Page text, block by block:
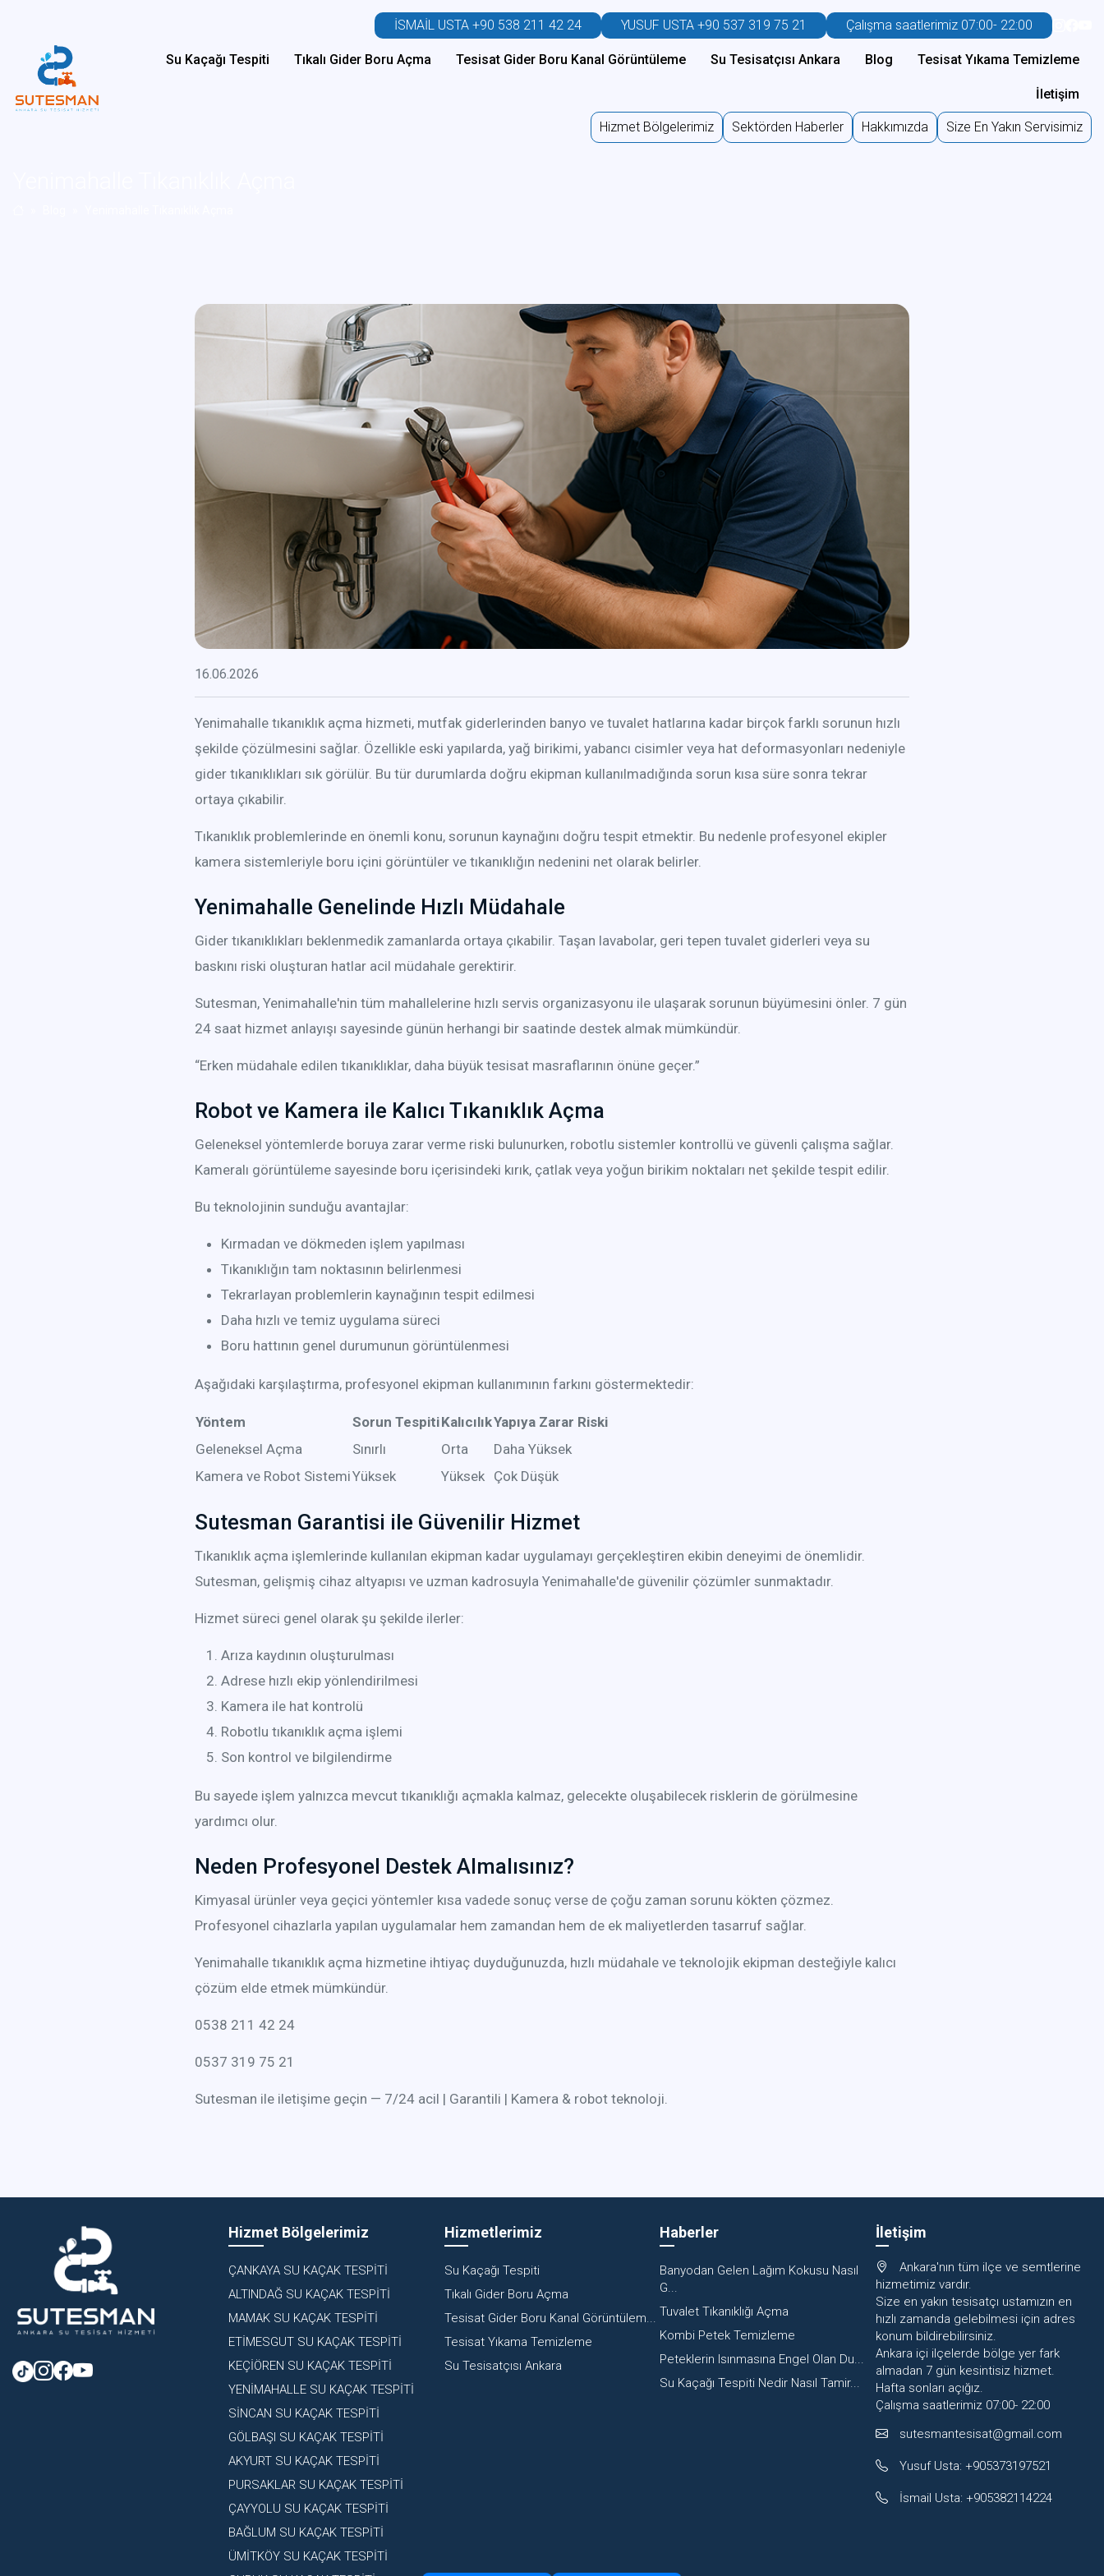
İSMAİL USTA +90 538 211 42 24 YUSUF USTA +90 537 319 75 21 Çalışma saatlerimiz 07:00- 22:00
Su Kaçağı Tespiti Tıkalı Gider Boru Açma Tesisat Gider Boru Kanal Görüntüleme Su Tesisatçısı Ankara Blog Tesisat Yıkama Temizleme
İletişim
Hizmet Bölgelerimiz Sektörden Haberler Hakkımızda Size En Yakın Servisimiz
16.06.2026
Yenimahalle tıkanıklık açma hizmeti, mutfak giderlerinden banyo ve tuvalet hatlarına kadar birçok farklı sorunun hızlı
şekilde çözülmesini sağlar. Özellikle eski yapılarda, yağ birikimi, yabancı cisimler veya hat deformasyonları nedeniyle
gider tıkanıklıkları sık görülür. Bu tür durumlarda doğru ekipman kullanılmadığında sorun kısa süre sonra tekrar
ortaya çıkabilir.
Tıkanıklık problemlerinde en önemli konu, sorunun kaynağını doğru tespit etmektir. Bu nedenle profesyonel ekipler
kamera sistemleriyle boru içini görüntüler ve tıkanıklığın nedenini net olarak belirler.
Yenimahalle Genelinde Hızlı Müdahale
Gider tıkanıklıkları beklenmedik zamanlarda ortaya çıkabilir. Taşan lavabolar, geri tepen tuvalet giderleri veya su
baskını riski oluşturan hatlar acil müdahale gerektirir.
Sutesman, Yenimahalle'nin tüm mahallelerine hızlı servis organizasyonu ile ulaşarak sorunun büyümesini önler. 7 gün
24 saat hizmet anlayışı sayesinde günün herhangi bir saatinde destek almak mümkündür.
“Erken müdahale edilen tıkanıklıklar, daha büyük tesisat masraflarının önüne geçer.”
Robot ve Kamera ile Kalıcı Tıkanıklık Açma
Geleneksel yöntemlerde boruya zarar verme riski bulunurken, robotlu sistemler kontrollü ve güvenli çalışma sağlar.
Kameralı görüntüleme sayesinde boru içerisindeki kırık, çatlak veya yoğun birikim noktaları net şekilde tespit edilir.
Bu teknolojinin sunduğu avantajlar:
Kırmadan ve dökmeden işlem yapılması
Tıkanıklığın tam noktasının belirlenmesi
Tekrarlayan problemlerin kaynağının tespit edilmesi
Daha hızlı ve temiz uygulama süreci
Boru hattının genel durumunun görüntülenmesi
Aşağıdaki karşılaştırma, profesyonel ekipman kullanımının farkını göstermektedir:
Yöntem Sorun TespitiKalıcılıkYapıya Zarar Riski
Geleneksel Açma
Sınırlı Orta
Daha Yüksek
Kamera ve Robot SistemiYüksek Yüksek Çok Düşük
Sutesman Garantisi ile Güvenilir Hizmet
Tıkanıklık açma işlemlerinde kullanılan ekipman kadar uygulamayı gerçekleştiren ekibin deneyimi de önemlidir.
Sutesman, gelişmiş cihaz altyapısı ve uzman kadrosuyla Yenimahalle'de güvenilir çözümler sunmaktadır.
Hizmet süreci genel olarak şu şekilde ilerler:
Arıza kaydının oluşturulması
Adrese hızlı ekip yönlendirilmesi
Kamera ile hat kontrolü
Robotlu tıkanıklık açma işlemi
Son kontrol ve bilgilendirme
Bu sayede işlem yalnızca mevcut tıkanıklığı açmakla kalmaz, gelecekte oluşabilecek risklerin de görülmesine
yardımcı olur.
Neden Profesyonel Destek Almalısınız?
Kimyasal ürünler veya geçici yöntemler kısa vadede sonuç verse de çoğu zaman sorunu kökten çözmez.
Profesyonel cihazlarla yapılan uygulamalar hem zamandan hem de ek maliyetlerden tasarruf sağlar.
Yenimahalle tıkanıklık açma hizmetine ihtiyaç duyduğunuzda, hızlı müdahale ve teknolojik ekipman desteğiyle kalıcı
çözüm elde etmek mümkündür.
0538 211 42 24
0537 319 75 21
Sutesman ile iletişime geçin — 7/24 acil | Garantili | Kamera & robot teknoloji.
Hizmet Bölgelerimiz
ÇANKAYA SU KAÇAK TESPİTİ
ALTINDAĞ SU KAÇAK TESPİTİ
MAMAK SU KAÇAK TESPİTİ
ETİMESGUT SU KAÇAK TESPİTİ
KEÇİÖREN SU KAÇAK TESPİTİ
YENİMAHALLE SU KAÇAK TESPİTİ
SİNCAN SU KAÇAK TESPİTİ
GÖLBAŞI SU KAÇAK TESPİTİ
AKYURT SU KAÇAK TESPİTİ
PURSAKLAR SU KAÇAK TESPİTİ
ÇAYYOLU SU KAÇAK TESPİTİ
BAĞLUM SU KAÇAK TESPİTİ
ÜMİTKÖY SU KAÇAK TESPİTİ
Hizmetlerimiz
Su Kaçağı Tespiti
Tıkalı Gider Boru Açma
Tesisat Gider Boru Kanal Görüntülem...
Tesisat Yıkama Temizleme
Su Tesisatçısı Ankara
Haberler
Banyodan Gelen Lağım Kokusu Nasıl
G...
Tuvalet Tıkanıklığı Açma
Kombi Petek Temizleme
Peteklerin Isınmasına Engel Olan Du...
Su Kaçağı Tespiti Nedir Nasıl Tamir...
İletişim
Ankara'nın tüm ilçe ve semtlerine
hizmetimiz vardır.
Size en yakın tesisatçı ustamızın en
hızlı zamanda gelebilmesi için adres
konum bildirebilirsiniz.
Ankara içi ilçelerde bölge yer fark
almadan 7 gün kesintisiz hizmet.
Hafta sonları açığız.
Çalışma saatlerimiz 07:00- 22:00
sutesmantesisat@gmail.com
Yusuf Usta: +905373197521
İsmail Usta: +905382114224